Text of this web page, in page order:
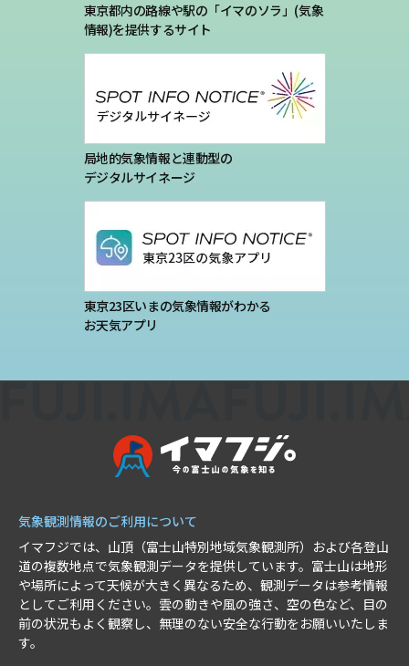
東京都内の路線や駅の「イマのソラ」(気象
情報)を提供するサイト
局地的気象情報と連動型の
デジタルサイネージ
東京23区いまの気象情報がわかる
お天気アプリ
気象観測情報のご利用について
イマフジでは、山頂（富士山特別地域気象観測所）および各登山
道の複数地点で気象観測データを提供しています。富士山は地形
や場所によって天候が大きく異なるため、観測データは参考情報
としてご利用ください。雲の動きや風の強さ、空の色など、目の
前の状況もよく観察し、無理のない安全な行動をお願いいたしま
す。